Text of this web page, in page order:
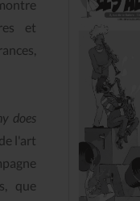
et
does
l'art
que